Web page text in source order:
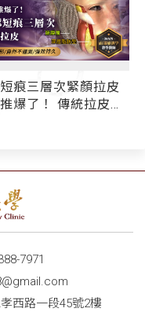
痕三層次緊顏拉皮
爆了！ 傳統拉皮術
7971
西路一段45號2樓